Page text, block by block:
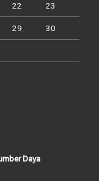
22 23
29 30
Daya